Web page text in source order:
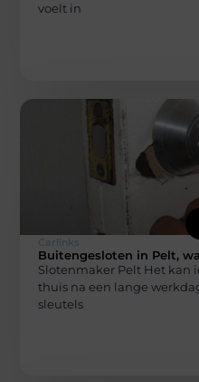
voelt in
Carlinks
Buitengesloten in Pelt,
Slotenmaker Pelt Het kan
thuis na een lange
sleutels